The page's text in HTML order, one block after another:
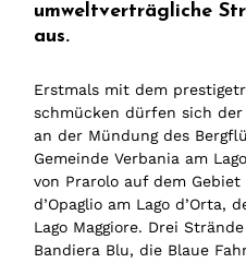
umweltverträgliche
aus.
Erstmals mit dem
schmücken dürfen sich
an der Mündung des
Gemeinde Verbania am
von Prarolo auf dem
d’Opaglio am Lago d’Orta,
Lago Maggiore. Drei
Bandiera Blu, die Blaue